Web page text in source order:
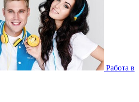
Работа в